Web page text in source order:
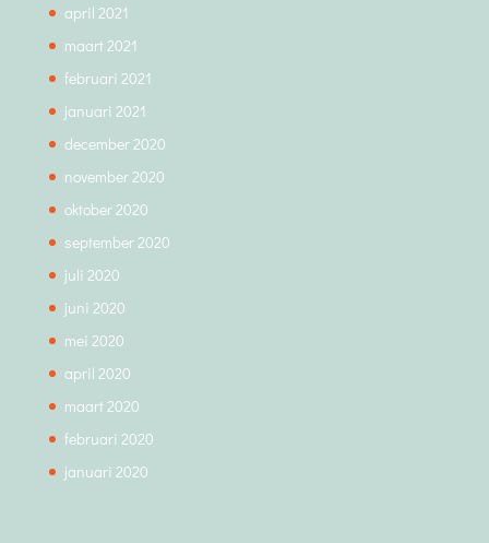
april 2021
maart 2021
februari 2021
januari 2021
december 2020
november 2020
oktober 2020
september 2020
juli 2020
juni 2020
mei 2020
april 2020
maart 2020
februari 2020
januari 2020